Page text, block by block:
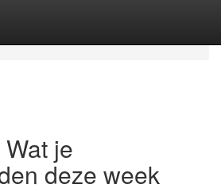
je
deze week